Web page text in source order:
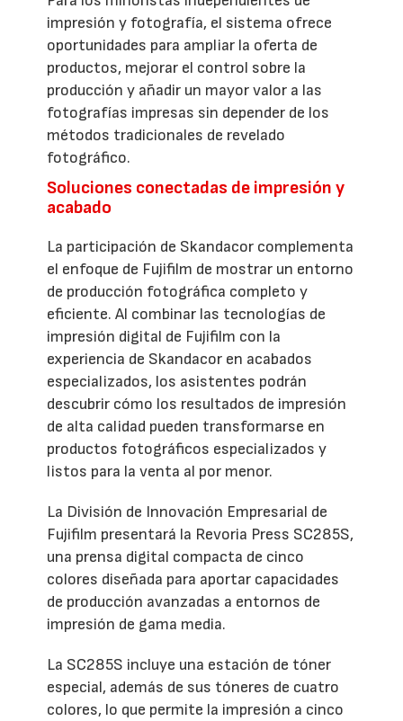
impresión y fotografía, el sistema ofrece
oportunidades para ampliar la oferta de
productos, mejorar el control sobre la
producción y añadir un mayor valor a las
fotografías impresas sin depender de los
métodos tradicionales de revelado
fotográfico.
Soluciones conectadas de impresión y
acabado
La participación de Skandacor complementa
el enfoque de Fujifilm de mostrar un entorno
de producción fotográfica completo y
eficiente. Al combinar las tecnologías de
impresión digital de Fujifilm con la
experiencia de Skandacor en acabados
especializados, los asistentes podrán
descubrir cómo los resultados de impresión
de alta calidad pueden transformarse en
productos fotográficos especializados y
listos para la venta al por menor.
La División de Innovación Empresarial de
Fujifilm presentará la Revoria Press SC285S,
una prensa digital compacta de cinco
colores diseñada para aportar capacidades
de producción avanzadas a entornos de
impresión de gama media.
La SC285S incluye una estación de tóner
especial, además de sus tóneres de cuatro
colores, lo que permite la impresión a cinco